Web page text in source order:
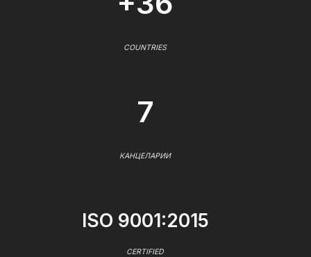
COUNTRIES
7
КАНЦЕЛАРИИ
ISO 9001:2015
CERTIFIED